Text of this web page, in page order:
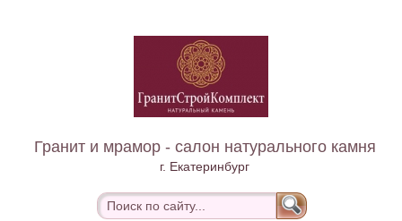
Гранит и мрамор - салон натурального камня
г. Екатеринбург